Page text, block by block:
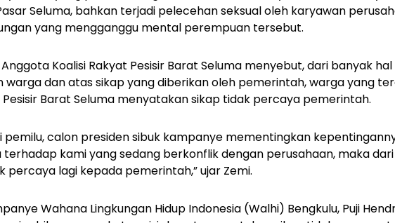
Seluma, bahkan terjadi pelecehan seksual oleh karyawan
yang mengganggu mental perempuan tersebut.
Koalisi Rakyat Pesisir Barat Seluma menyebut, dari banyak
warga dan atas sikap yang diberikan oleh pemerintah, warga yang
Pesisir Barat Seluma menyatakan sikap tidak percaya pemerintah.
pemilu, calon presiden sibuk kampanye mementingkan
terhadap kami yang sedang berkonflik dengan perusahaan, maka
percaya lagi kepada pemerintah,” ujar Zemi.
Wahana Lingkungan Hidup Indonesia (Walhi) Bengkulu, Puji